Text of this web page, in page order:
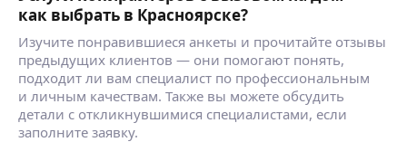
как выбрать в Красноярске?
Изучите понравившиеся анкеты и прочитайте отзывы
предыдущих клиентов — они помогают понять,
подходит ли вам специалист по профессиональным
и личным качествам. Также вы можете обсудить
детали с откликнувшимися специалистами, если
заполните заявку.